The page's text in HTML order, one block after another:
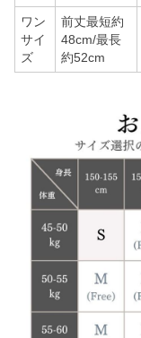
ワン
サイ
ズ
前丈最短約
48cm/最長
約52cm